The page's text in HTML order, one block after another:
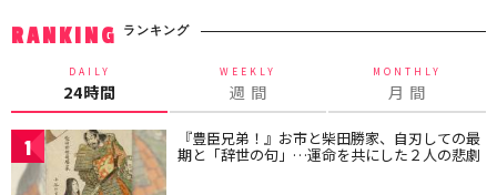
RANKING ランキング
DAILY
24時間
WEEKLY
週 間
MONTHLY
月 間
1 『豊臣兄弟！』お市と柴田勝家、自刃しての最
期と「辞世の句」…運命を共にした２人の悲劇